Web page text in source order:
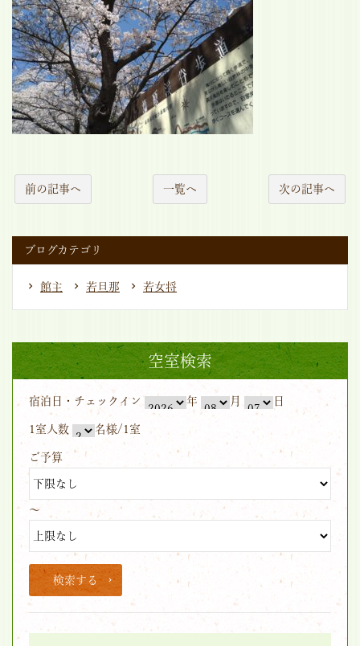
前の記事へ 一覧へ 次の記事へ
ブログカテゴリ
館主 若旦那 若女将
空室検索
宿泊日・チェックイン 年 月 日
1室人数 名様/1室
ご予算
～
検索する